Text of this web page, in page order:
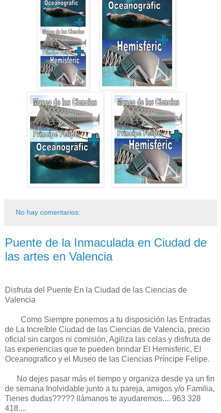
No hay comentarios:
Puente de la Inmaculada en Ciudad de
las artes en Valencia
Disfruta del Puente En la Ciudad de las Ciencias de
Valencia
Como Siempre ponemos a tu disposición las Entradas
de La Increíble Ciudad de las Ciencias de Valencia, precio
oficial sin cargos ni comisión, Agiliza las colas y disfruta de
las experiencias que te pueden brindar El Hemisferic, El
Oceanografico y el Museo de las Ciencias Príncipe Felipe.
No dejes pasar más el tiempo y organiza desde ya un fin
de semana Inolvidable junto a tu pareja, amigos y/o Familia,
Tienes dudas????? llámanos te ayudaremos.... 963 328
418....